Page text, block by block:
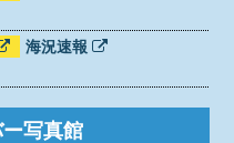
海況速報
写真館